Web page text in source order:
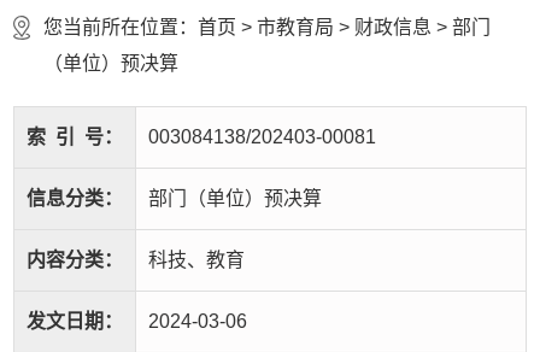
您当前所在位置： 首页 > 市教育局 > 财政信息 > 部门
（单位）预决算
索 引 号： 003084138/202403-00081
信息分类： 部门（单位）预决算
内容分类： 科技、教育
发文日期： 2024-03-06